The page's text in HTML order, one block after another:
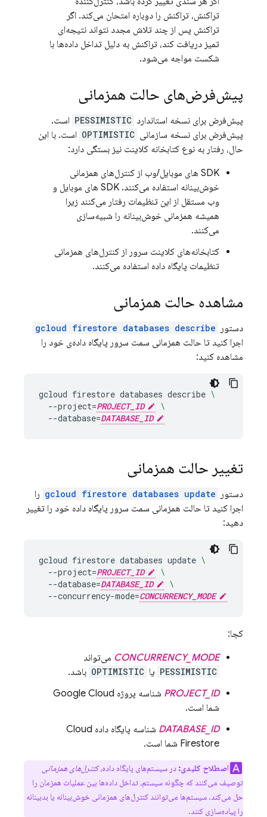
تراکنش، تراکنش را دوباره امتحان می‌کند. اگر
تراکنش پس از چند تلاش مجدد نتواند نتیجه‌ای
تمیز دریافت کند، تراکنش به دلیل تداخل داده‌ها با
شکست مواجه می‌شود.
پیش‌فرض‌های حالت همزمانی
پیش‌فرض برای نسخه استاندارد PESSIMISTIC است.
پیش‌فرض برای نسخه سازمانی OPTIMISTIC است. با این
حال، رفتار به نوع کتابخانه کلاینت نیز بستگی دارد:
SDK های موبایل/وب از کنترل‌های همزمانی
خوش‌بینانه استفاده می‌کنند. SDK های موبایل و
وب مستقل از این تنظیمات رفتار می‌کنند زیرا
همیشه همزمانی خوش‌بینانه را شبیه‌سازی
می‌کنند.
کتابخانه‌های کلاینت سرور از کنترل‌های همزمانی
تنظیمات پایگاه داده استفاده می‌کنند.
مشاهده حالت همزمانی
دستور gcloud firestore databases describe
اجرا کنید تا حالت همزمانی سمت سرور پایگاه داده‌ی خود را
مشاهده کنید:
gcloud firestore databases describe \
--project=PROJECT_ID
\
--database=DATABASE_ID
تغییر حالت همزمانی
دستور gcloud firestore databases update را
اجرا کنید تا حالت همزمانی سمت سرور پایگاه داده خود را تغییر
دهید:
gcloud firestore databases update \
--project=PROJECT_ID
\
--database=DATABASE_ID
\
--concurrency-mode=CONCURRENCY_MODE
کجا:
CONCURRENCY_MODE می‌تواند
PESSIMISTIC یا OPTIMISTIC باشد.
PROJECT_ID شناسه پروژه Google Cloud
شما است.
DATABASE_ID شناسه پایگاه داده Cloud
Firestore شما است.
اصطلاح کلیدی: در سیستم‌های پایگاه داده،کنترل‌های همزمانی
توصیف می‌کنند که چگونه سیستم، تداخل داده‌ها بین عملیات همزمان را
حل می‌کند. سیستم‌ها می‌توانند کنترل‌های همزمانی خوش‌بینانه یا بدبینانه
را پیاده‌سازی کنند.